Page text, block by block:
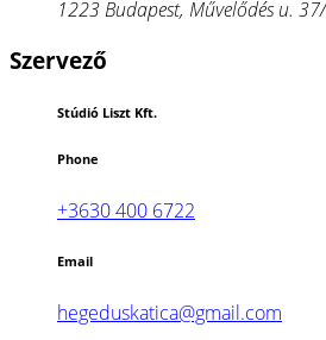
1223 Budapest, Művelődés u.
Szervező
Stúdió Liszt Kft.
Phone
+3630 400 6722
Email
hegeduskatica@gmail.com